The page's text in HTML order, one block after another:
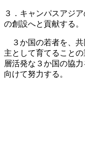
３．キャンパスアジ
の創設へと貢献する。
３か国の若者を、共
主として育てること
層活発な３か国の協
向けて努力する。